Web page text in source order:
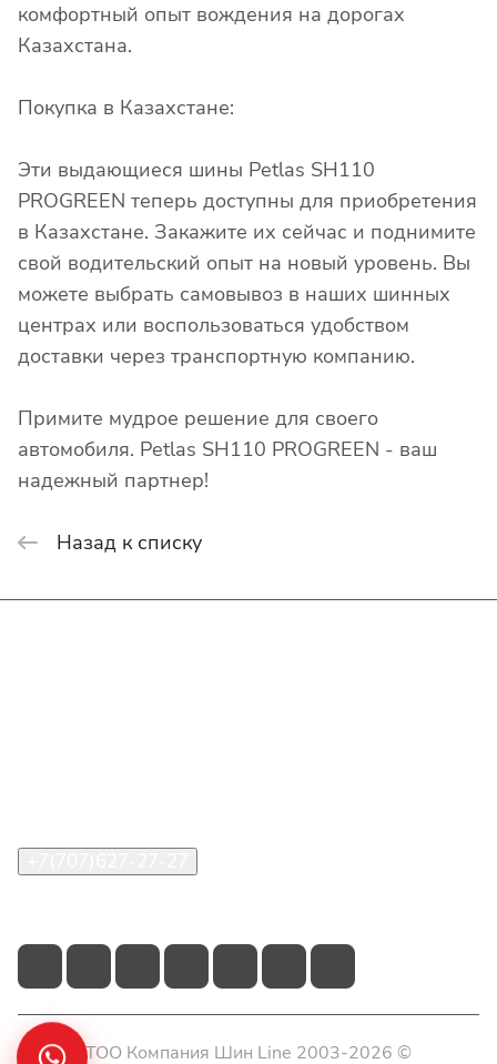
комфортный опыт вождения на дорогах
Казахстана.
Покупка в Казахстане:
Эти выдающиеся шины Petlas SH110
PROGREEN теперь доступны для приобретения
в Казахстане. Закажите их сейчас и поднимите
свой водительский опыт на новый уровень. Вы
можете выбрать самовывоз в наших шинных
центрах или воспользоваться удобством
доставки через транспортную компанию.
Примите мудрое решение для своего
автомобиля. Petlas SH110 PROGREEN - ваш
надежный партнер!
Назад к списку
© 2026 ТОО Компания Шин Line 2003-2026 ©